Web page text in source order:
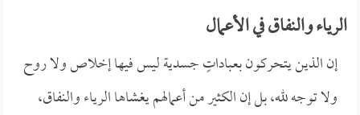
الرياء والنفاق في الأعمال
إن الذين يتحركون بعباداتٍ جسدية ليس فيها إخلاص ولا روح
ولا توجه لله، بل إن الكثير من أعمالهم يغشاها الرياء والنفاق،